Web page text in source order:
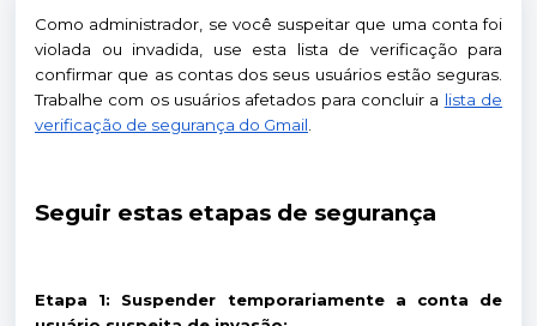
Como administrador, se você suspeitar que uma conta foi
violada ou invadida, use esta lista de verificação para
confirmar que as contas dos seus usuários estão seguras.
Trabalhe com os usuários afetados para concluir a lista de
verificação de segurança do Gmail
Seguir estas etapas de segurança
Etapa 1: Suspender temporariamente a conta de